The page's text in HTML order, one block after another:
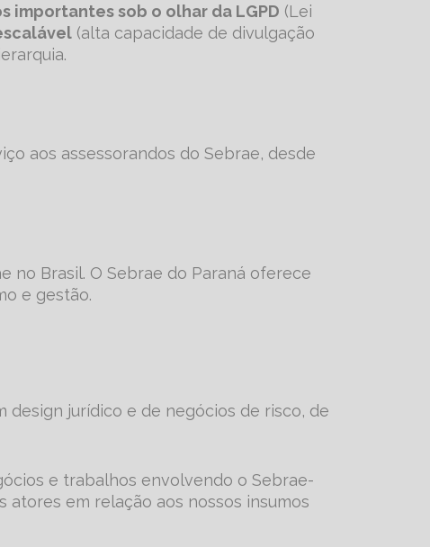
importantes sob o olhar da LGPD (Lei
(alta capacidade de divulgação
aos assessorandos do Sebrae, desde
no Brasil. O Sebrae do Paraná oferece
e gestão.
design jurídico e de negócios de risco, de
e trabalhos envolvendo o Sebrae-
atores em relação aos nossos insumos